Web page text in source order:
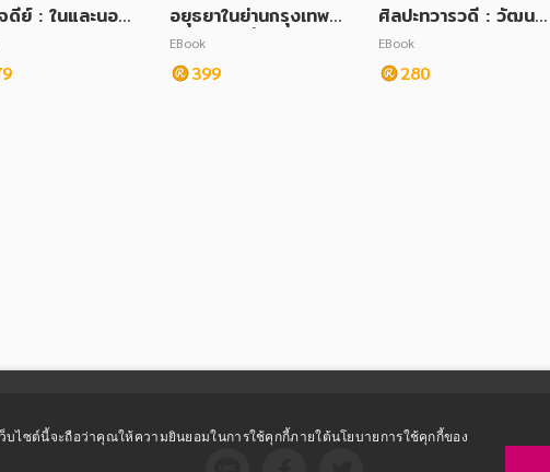
ดีย์ : ในและนอก
งศรีอยุธยา
อยุธยาในย่านกรุงเทพฯ
ศิลปกรรมที่สัมพันธ์กับ
แม่น้ำลำคลอง
EBook
399
ศิลปะทวารวดี : วัฒนธ
รรมพุทธศาสนายุคแรกเ
ริ่มในดินแดนไทย
EBook
280
บไซต์นี้จะถือว่าคุณให้ความยินยอมในการใช้คุกกี้ภายใต้นโยบายการใช้คุกกี้ของ